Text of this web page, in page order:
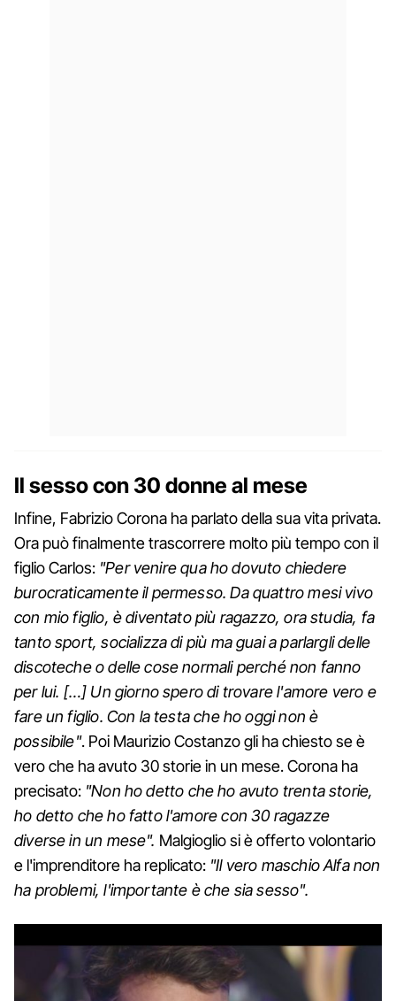
Il sesso con 30 donne al mese
Infine, Fabrizio Corona ha parlato della sua vita privata.
Ora può finalmente trascorrere molto più tempo con il
figlio Carlos: "Per venire qua ho dovuto chiedere
burocraticamente il permesso. Da quattro mesi vivo
con mio figlio, è diventato più ragazzo, ora studia, fa
tanto sport, socializza di più ma guai a parlargli delle
discoteche o delle cose normali perché non fanno
per lui. […] Un giorno spero di trovare l'amore vero e
fare un figlio. Con la testa che ho oggi non è
possibile". Poi Maurizio Costanzo gli ha chiesto se è
vero che ha avuto 30 storie in un mese. Corona ha
precisato: "Non ho detto che ho avuto trenta storie,
ho detto che ho fatto l'amore con 30 ragazze
diverse in un mese". Malgioglio si è offerto volontario
e l'imprenditore ha replicato: "Il vero maschio Alfa non
ha problemi, l'importante è che sia sesso".